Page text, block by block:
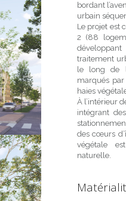
bordant
urbain
Le projet est
2 (88
traitement
le long de
marqués
haies
À l’intérieur
intégrant
des cœurs
végétale
naturelle.